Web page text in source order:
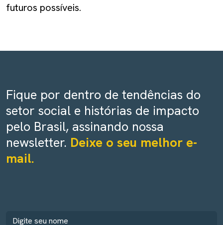
futuros possíveis.
Fique por dentro de tendências do
setor social e histórias de impacto
pelo Brasil, assinando nossa
newsletter. Deixe o seu melhor e-
mail.